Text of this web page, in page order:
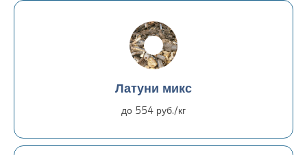
Латуни микс
до 554 руб./кг